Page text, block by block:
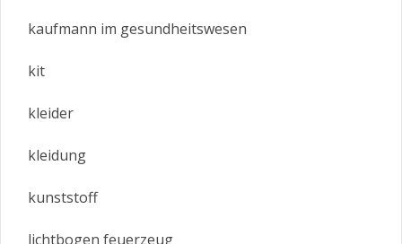
kaufmann im gesundheitswesen
kit
kleider
kleidung
kunststoff
lichtbogen feuerzeug